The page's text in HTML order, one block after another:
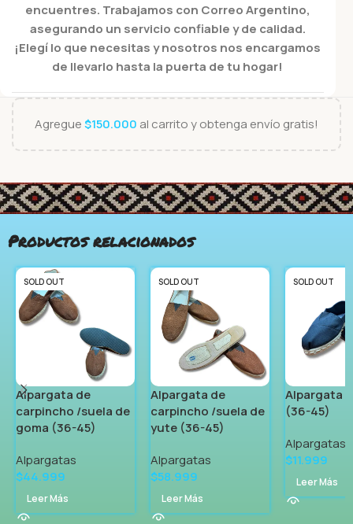
encuentres. Trabajamos con Correo Argentino,
asegurando un servicio confiable y de calidad.
¡Elegí lo que necesitas y nosotros nos encargamos
de llevarlo hasta la puerta de tu hogar!
Agregue$150.000 al carrito y obtenga envío gratis!
Productos relacionados
SOLD OUT
Alpargata de
carpincho /suela de
goma (36-45)
Alpargatas
$44.999
Leer Más
SOLD OUT
Alpargata de
carpincho /suela de
yute (36-45)
Alpargatas
$58.999
Leer Más
SOLD OUT
Alpargata
(36-45)
Alpargatas
$11.999
Leer Más